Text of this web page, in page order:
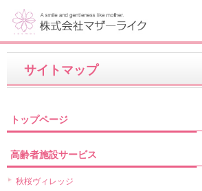
サイトマップ
トップページ
高齢者施設サービス
秋桜ヴィレッジ